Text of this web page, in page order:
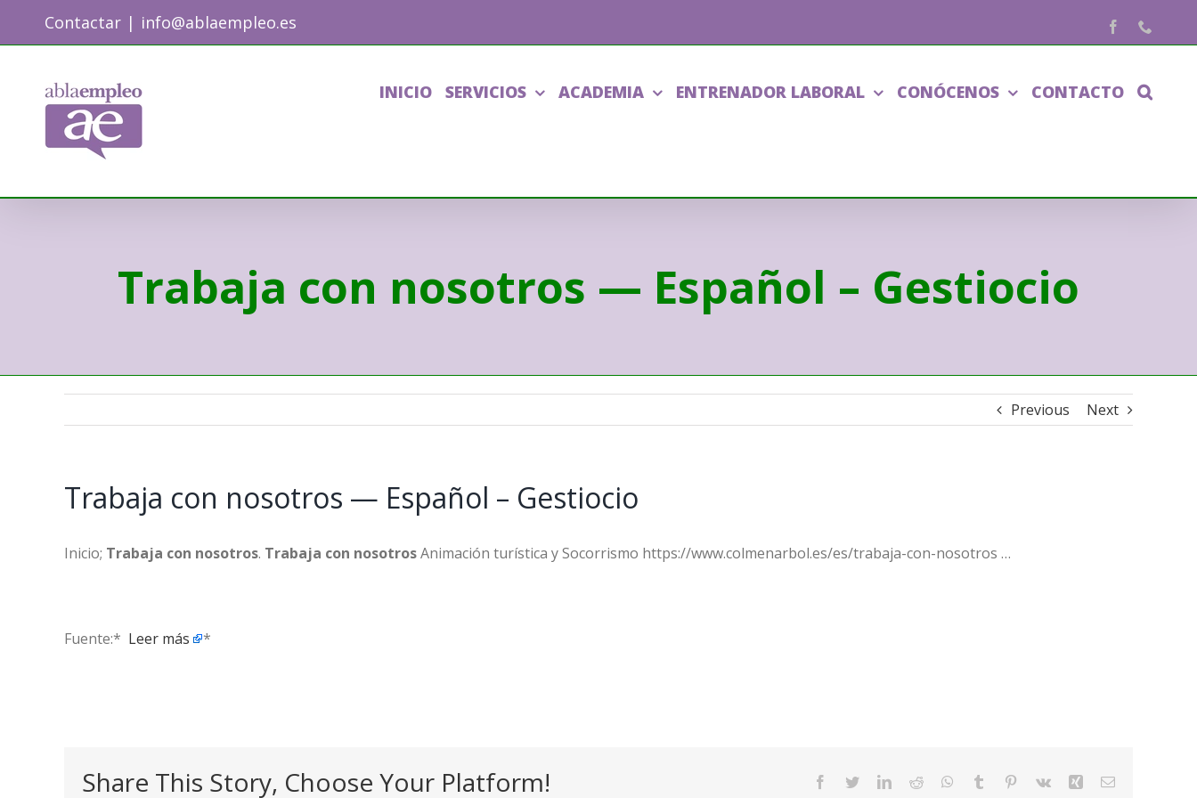
Contactar | info@ablaempleo.es Facebook
INICIO SERVICIOS ACADEMIA ENTRENADOR LABORAL CONÓCENOS CONTACTO
Trabaja con nosotros — Español – Gestiocio
Previous Next
Trabaja con nosotros — Español – Gestiocio
Inicio; Trabaja con nosotros. Trabaja con nosotrosAnimación turística y Socorrismo https://www.colmenarbol.es/es/trabaja-con-nosotros …
Fuente:* ​ Leer más *
Share This Story, Choose Your Platform! Facebook
TwitterLinkedIn
Reddit WhatsApp
Tumblr Pinterest
Vk Xing Email